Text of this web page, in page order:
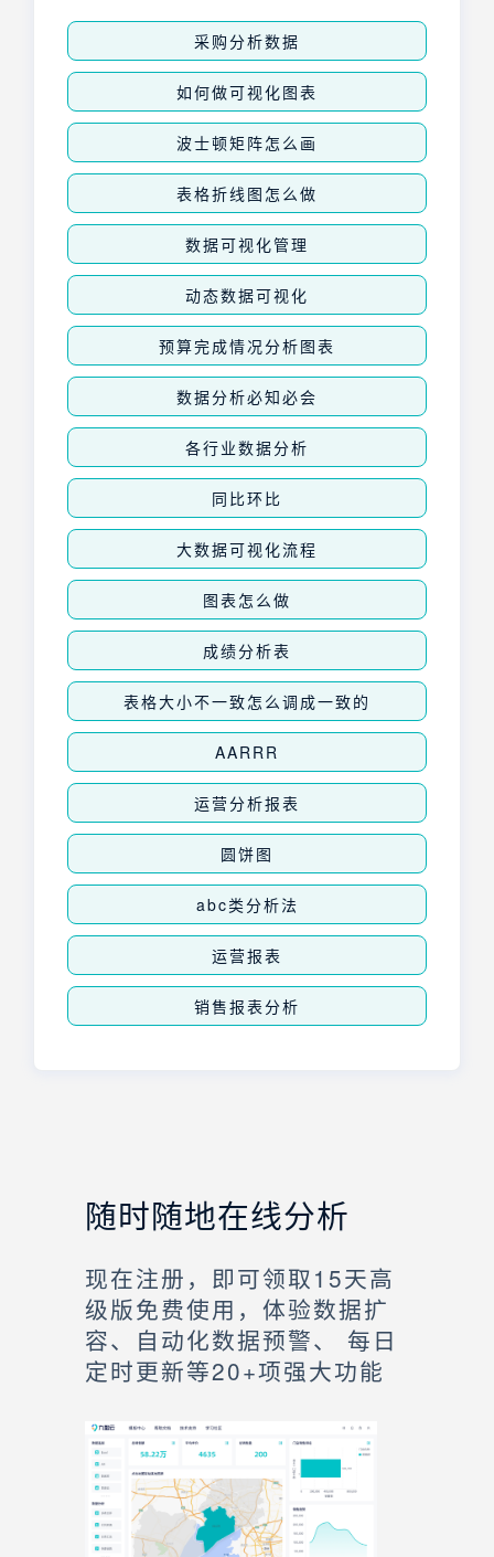
采购分析数据
如何做可视化图表
波士顿矩阵怎么画
表格折线图怎么做
数据可视化管理
动态数据可视化
预算完成情况分析图表
数据分析必知必会
各行业数据分析
同比环比
大数据可视化流程
图表怎么做
成绩分析表
表格大小不一致怎么调成一致的
AARRR
运营分析报表
圆饼图
abc类分析法
运营报表
销售报表分析
随时随地在线分析
现在注册，即可领取15天高
级版免费使用，体验数据扩
容、自动化数据预警、 每日
定时更新等20+项强大功能